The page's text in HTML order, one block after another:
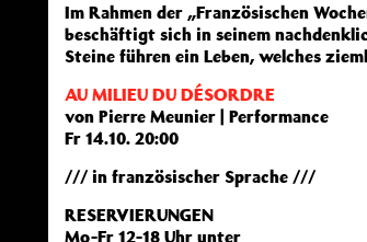
Im Rahmen der „Französischen
beschäftigt sich in seinem
Steine führen ein Leben, welches
AU MILIEU DU DÉSORDRE
von Pierre Meunier | Performance
Fr 14.10. 20:00
/// in französischer Sprache ///
RESERVIERUNGEN
Mo-Fr 12-18 Uhr unter